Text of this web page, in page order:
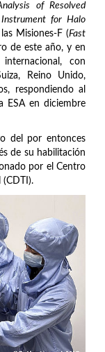
of Resolved
for Halo
Misiones-F (Fast
de este año, y en
con
Reino Unido,
respondiendo al
ESA en diciembre
del por entonces
de su habilitación
por el Centro
(CDTI).